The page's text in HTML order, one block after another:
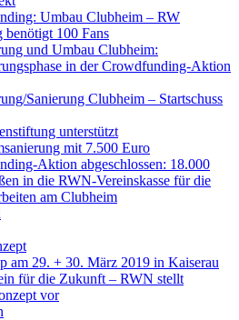
Umbau Clubheim – RW
benötigt 100 Fans
und Umbau Clubheim:
in der Crowdfunding-Aktion
Sanierung Clubheim – Startschuss
unterstützt
mit 7.500 Euro
Aktion abgeschlossen: 18.000
in die RWN-Vereinskasse für die
am Clubheim
am 29. + 30. März 2019 in Kaiserau
für die Zukunft – RWN stellt
vor